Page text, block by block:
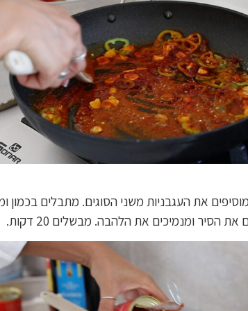
את העגבניות משני הסוגים. מתבלים בכמון
הסיר ומנמיכים את הלהבה. מבשלים 20 דקות.